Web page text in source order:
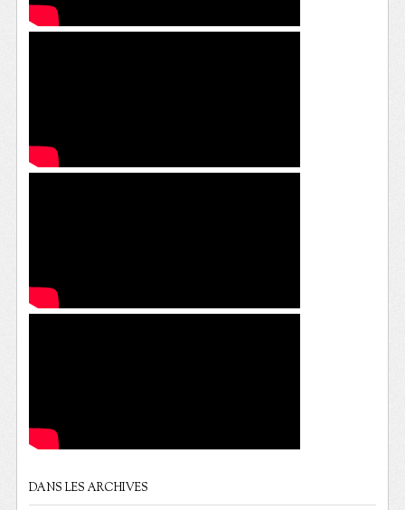
DANS LES ARCHIVES